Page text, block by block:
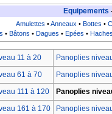
Equipements
Amulettes •Anneaux •Bottes •
•Bâtons •Dagues •Epées •Haches
11 à 20 Panoplies
61 à 70 Panoplies
111 à 120 Panoplies
161 à 170 Panoplies